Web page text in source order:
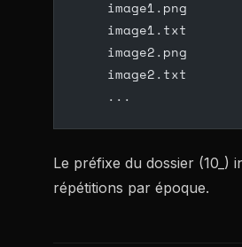
    image1.png
    image1.txt
    image2.png
    image2.txt
    ...
Le préfixe du dossier (10_)
répétitions par époque.